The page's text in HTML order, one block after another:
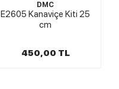
DMC
E2605 Kanaviçe Kiti 25
cm
450,00 TL